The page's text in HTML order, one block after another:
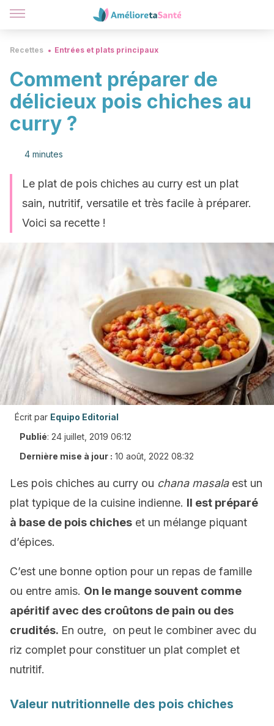
Recettes Entrées et plats principaux
Comment préparer de
délicieux pois chiches au
curry ?
4 minutes
Le plat de pois chiches au curry est un plat
sain, nutritif, versatile et très facile à préparer.
Voici sa recette !
Écrit par Equipo Editorial
Publié: 24 juillet, 2019 06:12
Dernière mise à jour : 10 août, 2022 08:32
Les pois chiches au curry ou chana masala est un
plat typique de la cuisine indienne. Il est préparé
à base de pois chiches et un mélange piquant
d’épices.
C’est une bonne option pour un repas de famille
ou entre amis. On le mange souvent comme
apéritif avec des croûtons de pain ou des
crudités. En outre, on peut le combiner avec du
riz complet pour constituer un plat complet et
nutritif.
Valeur nutritionnelle des pois chiches